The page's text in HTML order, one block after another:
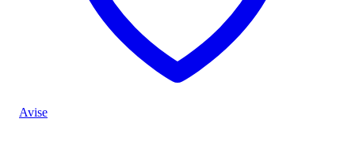
Avise